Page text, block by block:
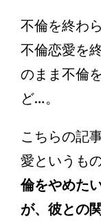
不倫を終わ
不倫恋愛を
のまま不倫
ど…。
こちらの記
愛というも
倫をやめた
が、彼との